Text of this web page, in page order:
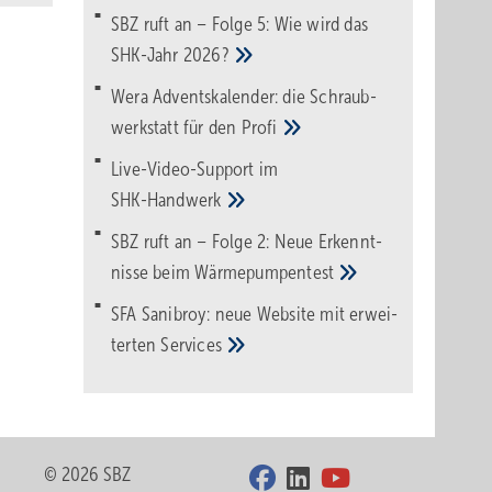
SBZ ruft an – Folge 5: Wie wird das
SHK-Jahr 2026?
Wera Adventskalender: die Schraub­
werk­statt für den Pro­fi
Live-Video-Support im
SHK-Handwerk
SBZ ruft an – Folge 2: Neue Erkennt­
nisse beimWärme­pumpen­test
SFA Sanibroy: neue Web­site mit erwei­
tertenServices
© 2026 SBZ